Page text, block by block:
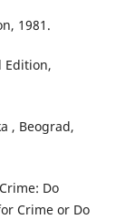
1981.
Edition,
, Beograd,
Do
Crime or Do